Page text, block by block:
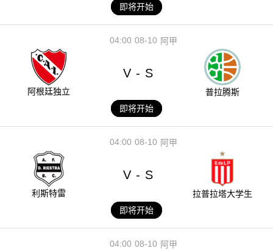
即将开始
08-10
04:00 阿甲
阿根廷独立
V - S
普拉腾斯
即将开始
08-10
04:00 阿甲
利斯特雷
V - S
拉普拉塔大学生
即将开始
08-10
04:00 阿甲